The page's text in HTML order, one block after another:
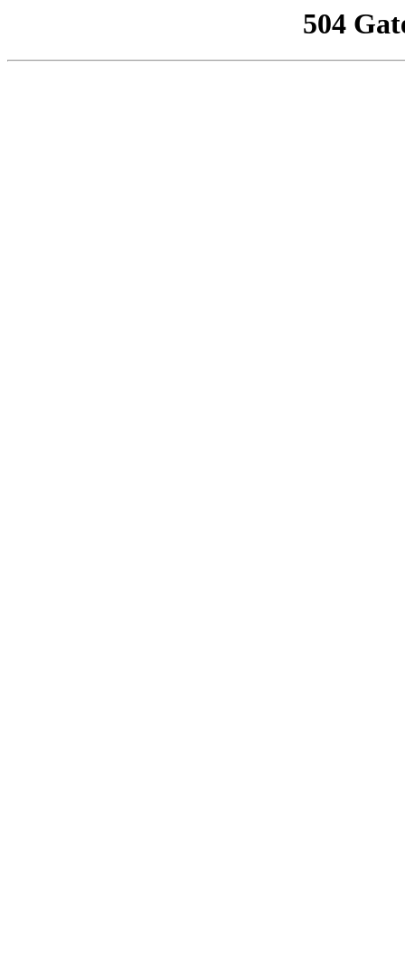
504